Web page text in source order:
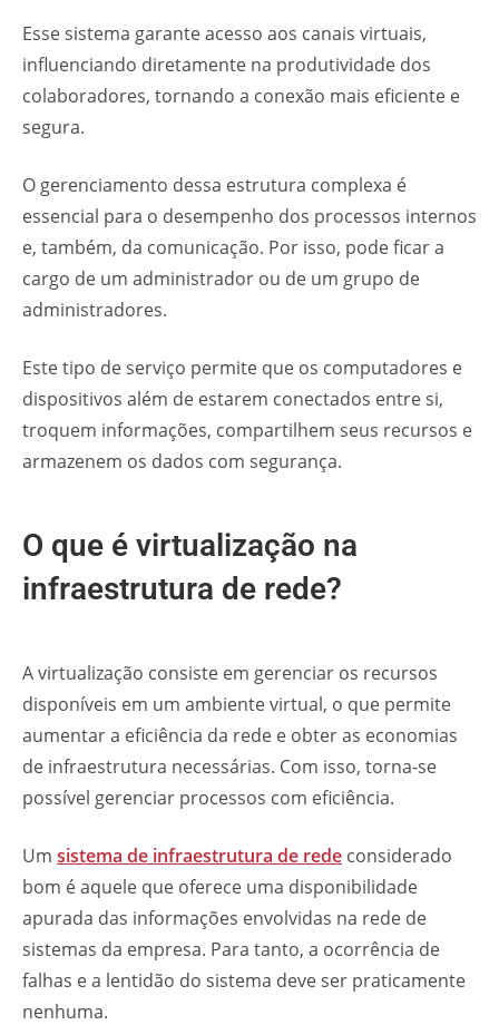
Esse sistema garante acesso aos canais virtuais,
influenciando diretamente na produtividade dos
colaboradores, tornando a conexão mais eficiente e
segura.
O gerenciamento dessa estrutura complexa é
essencial para o desempenho dos processos internos
e, também, da comunicação. Por isso, pode ficar a
cargo de um administrador ou de um grupo de
administradores.
Este tipo de serviço permite que os computadores e
dispositivos além de estarem conectados entre si,
troquem informações, compartilhem seus recursos e
armazenem os dados com segurança.
O que é virtualização na
infraestrutura de rede?
A virtualização consiste em gerenciar os recursos
disponíveis em um ambiente virtual, o que permite
aumentar a eficiência da rede e obter as economias
de infraestrutura necessárias. Com isso, torna-se
possível gerenciar processos com eficiência.
Um sistema de infraestrutura de rede considerado
bom é aquele que oferece uma disponibilidade
apurada das informações envolvidas na rede de
sistemas da empresa. Para tanto, a ocorrência de
falhas e a lentidão do sistema deve ser praticamente
nenhuma.